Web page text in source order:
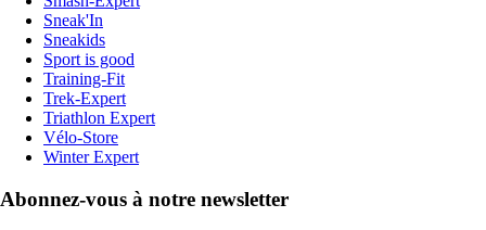
Sneak'In
Sneakids
Sport is good
Training-Fit
Trek-Expert
Triathlon Expert
Vélo-Store
Winter Expert
Abonnez-vous à notre newsletter